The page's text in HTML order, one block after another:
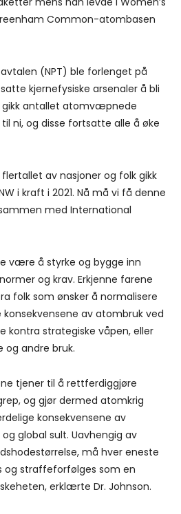
Common-atombasen
(NPT) ble forlenget på
kjernefysiske arsenaler å bli
gikk antallet atomvæpnede
ni, og disse fortsatte alle å øke
av nasjoner og folk gikk
i kraft i 2021. Nå må vi få denne
med International
være å styrke og bygge inn
og krav. Erkjenne farene
folk som ønsker å normalisere
av atombruk ved
kontra strategiske våpen, eller
og andre bruk.
tjener til å rettferdiggjøre
og gjør dermed atomkrig
konsekvensene av
global sult. Uavhengig av
må hver eneste
og straffeforfølges som en
erklærte Dr. Johnson.